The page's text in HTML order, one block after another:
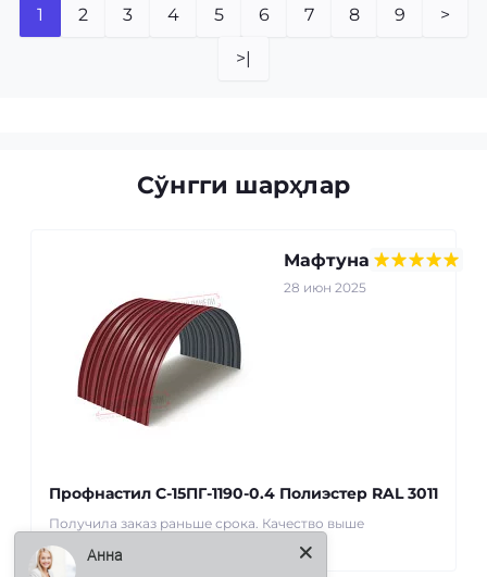
1 2 3 4 5 6 7 8 9 >
>|
Сўнгги шарҳлар
Мафтуна
28 июн 2025
Профнастил С-15ПГ-1190-0.4 Полиэстер RAL 3011
Получила заказ раньше срока. Качество выше
ожиданий. Спасибо! ..
Анна